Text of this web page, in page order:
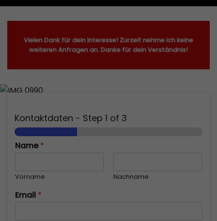
Vielen Dank für dein Interesse! Zurzeit nehme ich keine
weiteren Anfragen an. Danke für dein Verständnis!
Kontaktdaten - Step 1 of 3
Name*
Vorname Nachname
Email *